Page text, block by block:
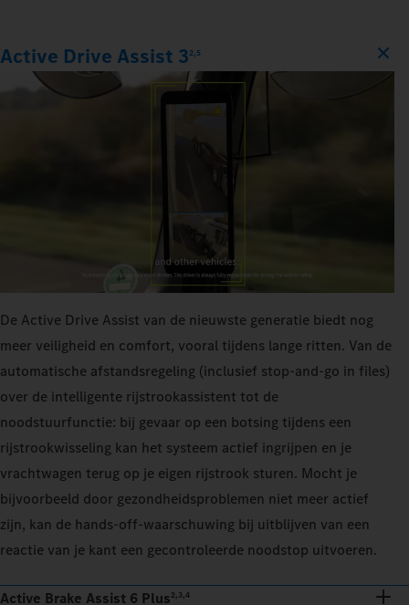
Active Drive Assist 32,5
De Active Drive Assist van de nieuwste generatie biedt nog
meer veiligheid en comfort, vooral tijdens lange ritten. Van de
automatische afstandsregeling (inclusief stop-and-go in files)
over de intelligente rijstrookassistent tot de
noodstuurfunctie: bij gevaar op een botsing tijdens een
rijstrookwisseling kan het systeem actief ingrijpen en je
vrachtwagen terug op je eigen rijstrook sturen. Mocht je
bijvoorbeeld door gezondheidsproblemen niet meer actief
zijn, kan de hands-off-waarschuwing bij uitblijven van een
reactie van je kant een gecontroleerde noodstop uitvoeren.
Active Brake Assist 6 Plus2,3,4